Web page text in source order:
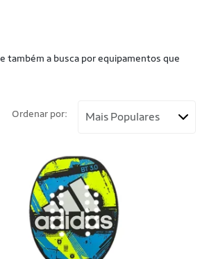
também a busca por equipamentos que
Ordenar por: